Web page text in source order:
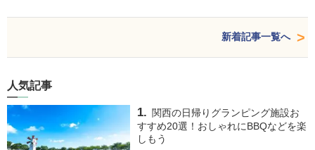
新着記事一覧へ
人気記事
関西の日帰りグランピング施設お
すすめ20選！おしゃれにBBQなどを楽
しもう